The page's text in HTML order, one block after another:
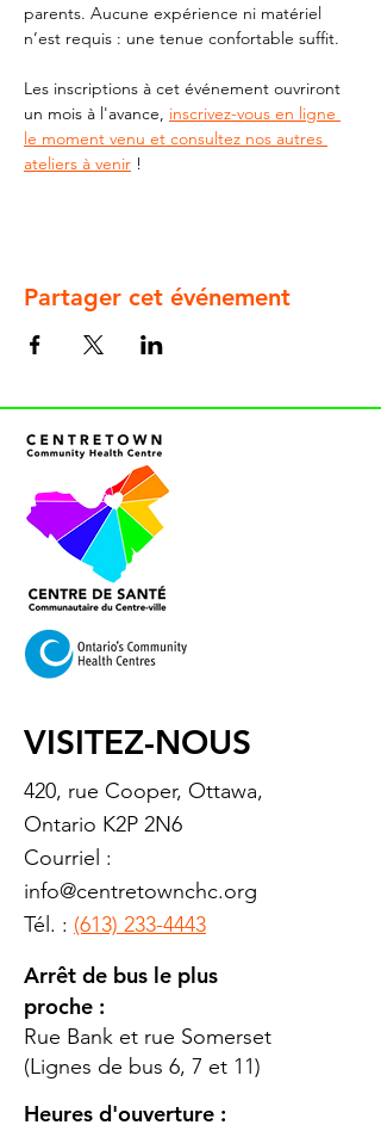
parents. Aucune expérience ni matériel
n’est requis : une tenue confortable suffit.
Les inscriptions à cet événement ouvriront
un mois à l'avance, inscrivez-vous en ligne
le moment venu et consultez nos autres
ateliers à venir !
Partager cet événement
VISITEZ-NOUS
420, rue Cooper, Ottawa,
Ontario K2P 2N6
Courriel :
info@centretownchc.org
Tél. : (613) 233-4443
Arrêt de bus le plus
proche :
Rue Bank et rue Somerset
(Lignes de bus 6, 7 et 11)
Heures d'ouverture :